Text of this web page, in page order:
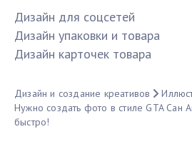
Дизайн для соцсетей
Дизайн упаковки и товара
Дизайн карточек товара
Дизайн и создание креативов
Нужно создать фото в стиле GTA Сан
быстро!